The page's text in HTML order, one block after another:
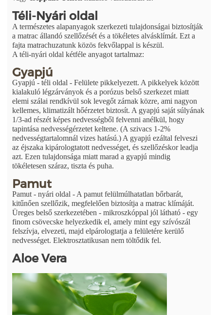
Téli-Nyári oldal
A természetes alapanyagok szerkezeti tulajdonságai biztosítják
a matrac állandó szellőzését és a tökéletes alvásklímát. Ezt a
fajta matrachuzatunk közös fekvőlappal is készül.
A téli-nyári oldal kétféle anyagot tartalmaz:
Gyapjú
Gyapjú - téli oldal - Felülete pikkelyezett. A pikkelyek között
kialakuló légzárványok és a porózus belső szerkezet miatt
elemi szálai rendkívül sok levegőt zárnak közre, ami nagyon
kellemes, klimatizált hőérzetet biztosít. A gyapjú saját súlyának
1/3-ad részét képes nedvességből felvenni anélkül, hogy
tapintása nedvességérzetet keltene. (A szivacs 1-2%
nedvességtartalomnál vizes hatású.) A gyapjú ezáltal felveszi
az éjszaka kipárologtatott nedvességet, és szellőzéskor leadja
azt. Ezen tulajdonsága miatt marad a gyapjú mindig
tökéletesen száraz, tiszta és puha.
Pamut
Pamut - nyári oldal - A pamut felülmúlhatatlan bőrbarát,
kitűnően szellőzik, megfelelően biztosítja a matrac klímáját.
Üreges belső szerkezetében - mikroszkóppal jól látható - egy
finom csövecske helyezkedik el, amely mint egy szívószál
felszívja, elvezeti, majd elpárologtatja a felületére kerülő
nedvességet. Elektrosztatikusan nem töltődik fel.
Aloe Vera